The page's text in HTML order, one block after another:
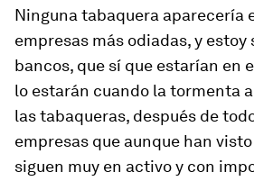
Ninguna tabaquera aparecería
empresas más odiadas, y estoy
bancos, que sí que estarían en
lo estarán cuando la tormenta
las tabaqueras, después de
empresas que aunque han
siguen muy en activo y con